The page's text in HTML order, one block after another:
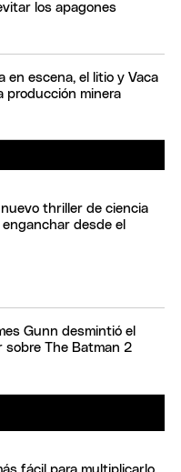
los apagones
en escena, el litio y Vaca
producción minera
thriller de ciencia
desde el
Gunn desmintió el
sobre The Batman 2